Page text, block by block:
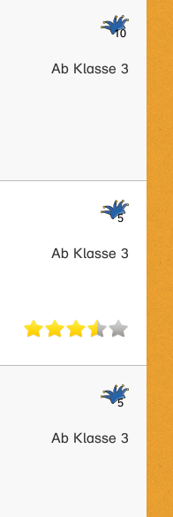
Ab Klasse 3
Ab Klasse 3
Ab Klasse 3